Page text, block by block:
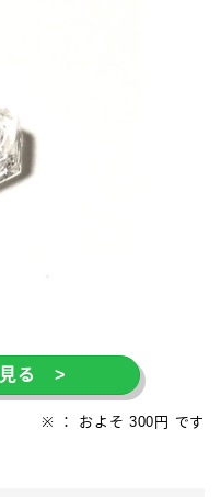
見る >
※ ： およそ 300円 です